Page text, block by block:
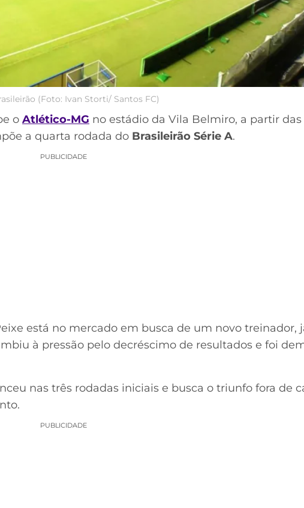
(Foto: Ivan Storti/ Santos FC)
o Atlético-MG no estádio da Vila Belmiro, a partir das
a quarta rodada do Brasileirão Série A.
PUBLICIDADE
está no mercado em busca de um novo treinador,
à pressão pelo decréscimo de resultados e foi
nas três rodadas iniciais e busca o triunfo fora de
PUBLICIDADE